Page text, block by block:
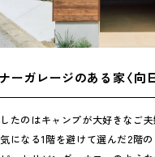
ーガレージのある家〈向
たのはキャンプが大好きなご
になる1階を避けて選んだ2階